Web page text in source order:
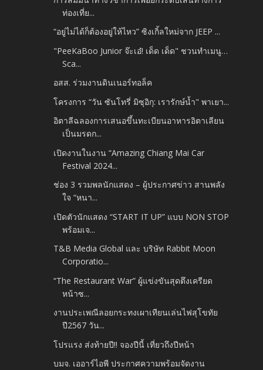
ท่องเที่ย...
“อยู่ไม่ได้ก็ต้องอยู่ให้ไหว” ซิงเกิ้ลใหม่จาก JEEP ...
"PeeKaBoo Junior จ๊ะเอ๋! เด็ด เด็ด" ชวนทำเมนู…
Sca...
อสส. ร่วมงานดินเนอร์ทอล็ค
โครงการ “วัน ซันโทรี่ มิซุอิกุ: เรารักษ์น้ำ" พาเยา...
อิตาลีฉลองการเสนอขึ้นทะเบียนอาหารอิตาเลียน
เป็นมรดก...
เปิดงานในงาน “Amazing Chiang Mai Car
Festival 2024...
ช่อง 3 รวมพลนักแสดง – ผู้ประกาศข่าว สานพลัง
ใจ “หนา...
เปิดตัวนักแสดง “START IT UP” แบบ NON STOP
พร้อมเจ...
T&B Media Global และ บริษัท Rabbit Moon
Corporatio...
“The Restaurant War” ผู้แข่งขันสุดตึงเครียด
หน้าซ...
งานประเพณีลอยกระทงเผาเทียนเล่นไฟสุโขทัย
ปี2567 วัน...
โปรแรง ส่งท้ายปี!! จองปีนี้ เที่ยวถึงปีหน้า
บมจ. เออาร์ไอพี ประกาศความพร้อมจัดงาน